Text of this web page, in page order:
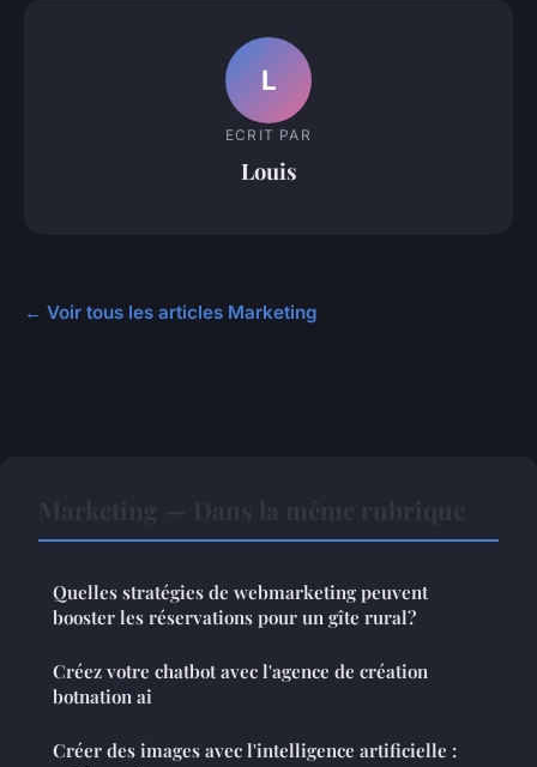
L
ECRIT PAR
Louis
← Voir tous les articles Marketing
Quelles stratégies de webmarketing peuvent
booster les réservations pour un gîte rural?
Créez votre chatbot avec l'agence de création
botnation ai
Créer des images avec l'intelligence artificielle :